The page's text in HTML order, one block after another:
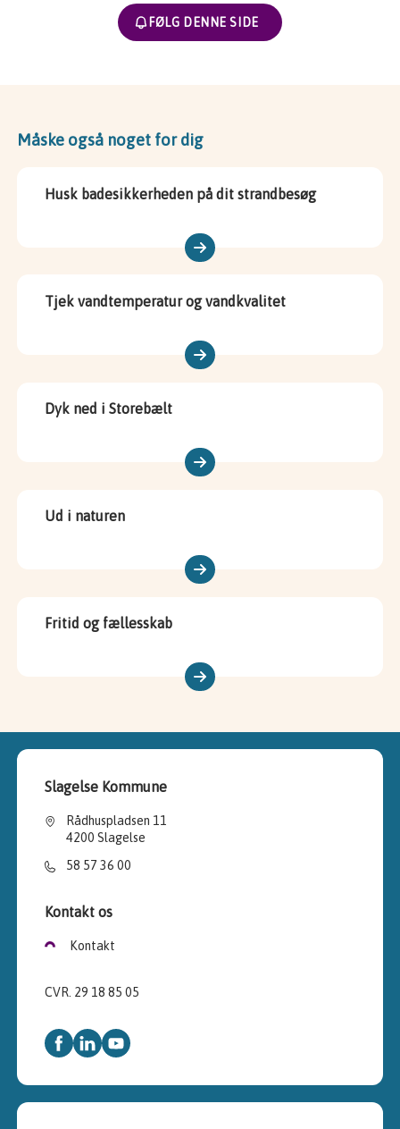
FØLG DENNE SIDE
Måske også noget for dig
Husk badesikkerheden på dit strandbesøg
Tjek vandtemperatur og vandkvalitet
Dyk ned i Storebælt
Ud i naturen
Fritid og fællesskab
Slagelse Kommune
Rådhuspladsen 11
4200 Slagelse
58 57 36 00
Kontakt os
Kontakt
CVR. 29 18 85 05